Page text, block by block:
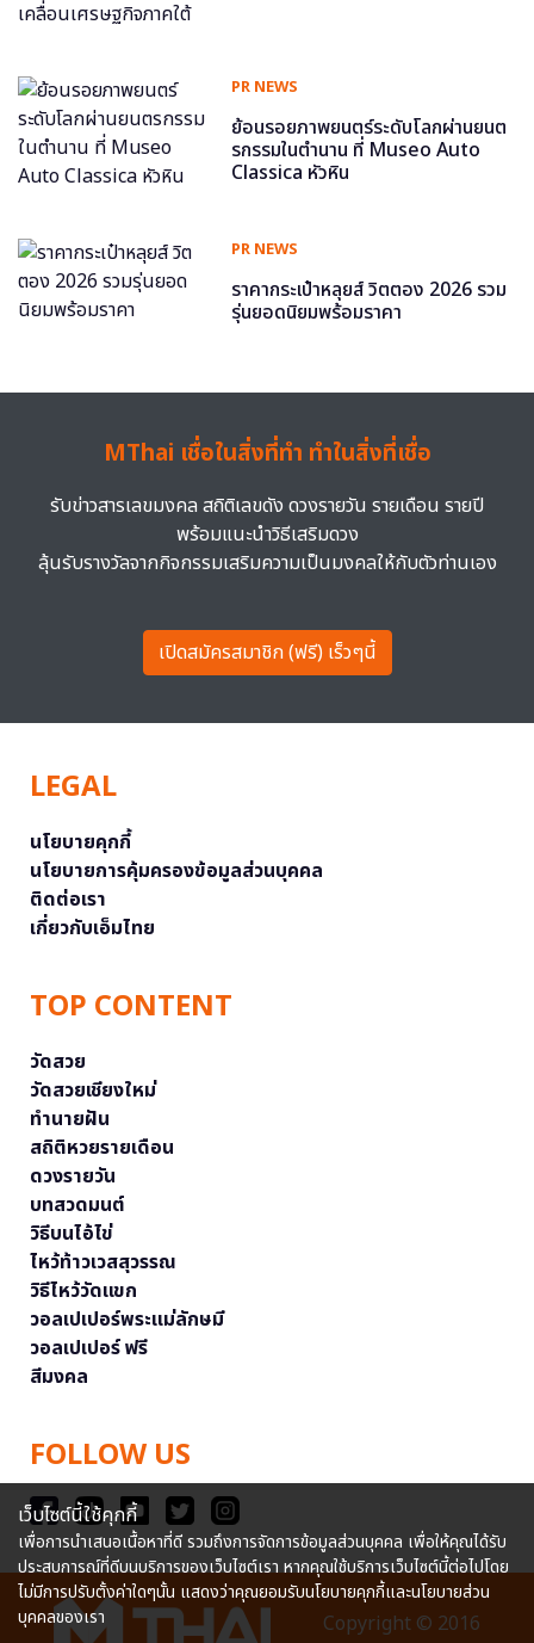
PR NEWS
ย้อนรอยภาพยนตร์ระดับโลกผ่านยนต
รกรรมในตำนาน ที่ Museo Auto
Classica หัวหิน
PR NEWS
ราคากระเป๋าหลุยส์ วิตตอง 2026 รวม
รุ่นยอดนิยมพร้อมราคา
MThai เชื่อในสิ่งที่ทำ ทำในสิ่งที่เชื่อ
รับข่าวสารเลขมงคล สถิติเลขดัง ดวงรายวัน รายเดือน รายปี
พร้อมแนะนำวิธีเสริมดวง
ลุ้นรับรางวัลจากกิจกรรมเสริมความเป็นมงคลให้กับตัวท่านเอง
เปิดสมัครสมาชิก (ฟรี) เร็วๆนี้
LEGAL
นโยบายคุกกี้
นโยบายการคุ้มครองข้อมูลส่วนบุคคล
ติดต่อเรา
เกี่ยวกับเอ็มไทย
TOP CONTENT
วัดสวย
วัดสวยเชียงใหม่
ทำนายฝัน
สถิติหวยรายเดือน
ดวงรายวัน
บทสวดมนต์
วิธีบนไอ้ไข่
ไหว้ท้าวเวสสุวรรณ
วิธีไหว้วัดแขก
วอลเปเปอร์พระแม่ลักษมี
วอลเปเปอร์ ฟรี
สีมงคล
FOLLOW US
Copyright © 2016
เว็บไซต์นี้ใช้คุกกี้
เพื่อการนำเสนอเนื้อหาที่ดี รวมถึงการจัดการข้อมูลส่วนบุคคล เพื่อให้คุณได้รับ
ประสบการณ์ที่ดีบนบริการของเว็บไซต์เรา หากคุณใช้บริการเว็บไซต์นี้ต่อไปโดย
ไม่มีการปรับตั้งค่าใดๆนั้น แสดงว่าคุณยอมรับนโยบายคุกกี้และนโยบายส่วน
บุคคลของเรา